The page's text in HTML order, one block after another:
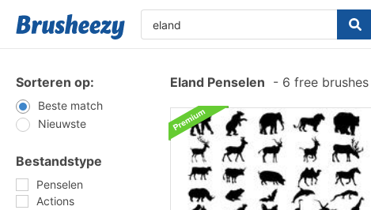
Sorteren op:
Beste match
Nieuwste
Bestandstype
Penselen
Actions
Eland Penselen - 6 free